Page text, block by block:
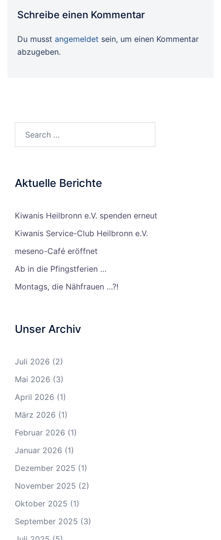
Schreibe einen Kommentar
Du musst angemeldet sein, um einen Kommentar
abzugeben.
Aktuelle Berichte
Kiwanis Heilbronn e.V. spenden erneut
Kiwanis Service-Club Heilbronn e.V.
meseno-Café eröffnet
Ab in die Pfingstferien …
Montags, die Nähfrauen …?!
Unser Archiv
Juli 2026 (2)
Mai 2026 (3)
April 2026 (1)
März 2026 (1)
Februar 2026 (1)
Januar 2026 (1)
Dezember 2025 (1)
November 2025 (2)
Oktober 2025 (1)
September 2025 (3)